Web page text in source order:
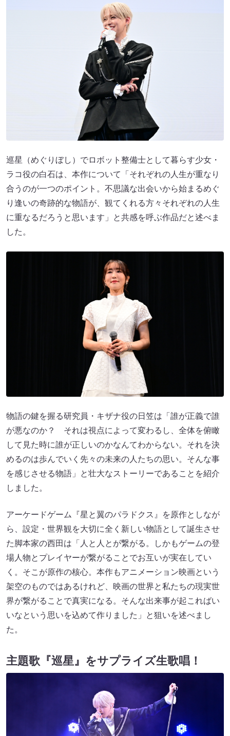
巡星（めぐりぼし）でロボット整備士として暮らす少女・
ラコ役の白石は、本作について「それぞれの人生が重なり
合うのが一つのポイント。不思議な出会いから始まるめぐ
り逢いの奇跡的な物語が、観てくれる方々それぞれの人生
に重なるだろうと思います」と共感を呼ぶ作品だと述べま
した。
物語の鍵を握る研究員・キザナ役の日笠は「誰が正義で誰
が悪なのか？ それは視点によって変わるし、全体を俯瞰
して見た時に誰が正しいのかなんてわからない。それを決
めるのは歩んでいく先々の未来の人たちの思い。そんな事
を感じさせる物語」と壮大なストーリーであることを紹介
しました。
アーケードゲーム『星と翼のパラドクス』を原作としなが
ら、設定・世界観を大切に全く新しい物語として誕生させ
た脚本家の西田は「人と人とが繋がる。しかもゲームの登
場人物とプレイヤーが繋がることでお互いが実在してい
く。そこが原作の核心。本作もアニメーション映画という
架空のものではあるけれど、映画の世界と私たちの現実世
界が繋がることで真実になる。そんな出来事が起こればい
いなという思いを込めて作りました」と狙いを述べまし
た。
主題歌『巡星』をサプライズ生歌唱！